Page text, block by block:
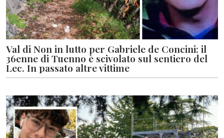
Val di Non in lutto per Gabriele de Concini: il
36enne di Tuenno è scivolato sul sentiero del
Lec. In passato altre vittime